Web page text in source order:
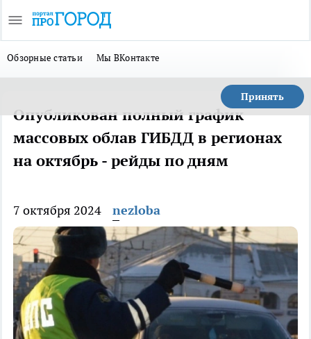
Обзорные статьи Мы ВКонтакте
Принять
Опубликован полный график
массовых облав ГИБДД в регионах
на октябрь - рейды по дням
7 октября 2024 nezloba